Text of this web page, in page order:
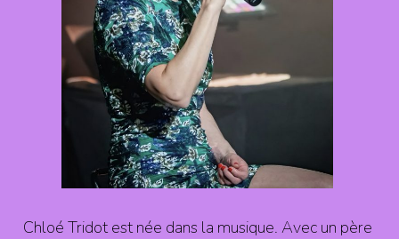
Chloé Tridot est née dans la musique. Avec un père